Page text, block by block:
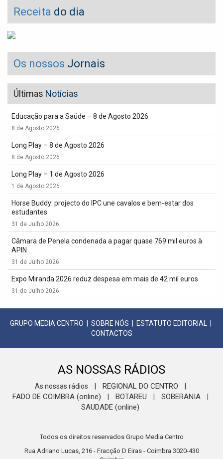
Receita do dia
Os nossos Jornais
Últimas Notícias
Educação para a Saúde – 8 de Agosto 2026
8 de Agosto 2026
Long Play – 8 de Agosto 2026
8 de Agosto 2026
Long Play – 1 de Agosto 2026
1 de Agosto 2026
Horse Buddy: projecto do IPC une cavalos e bem-estar dos
estudantes
31 de Julho 2026
Câmara de Penela condenada a pagar quase 769 mil euros à
APIN
31 de Julho 2026
Expo Miranda 2026 reduz despesa em mais de 42 mil euros
31 de Julho 2026
GRUPO MEDIA CENTRO SOBRE NÓS ESTATUTO EDITORIAL
CONTACTOS
AS NOSSAS RÁDIOS
As nossas rádios REGIONAL DO CENTRO
FADO DE COIMBRA (online) BOTAREU SOBERANIA
SAUDADE (online)
Todos os direitos reservados Grupo Media Centro
Rua Adriano Lucas, 216 - Fracção D Eiras - Coimbra 3020-430